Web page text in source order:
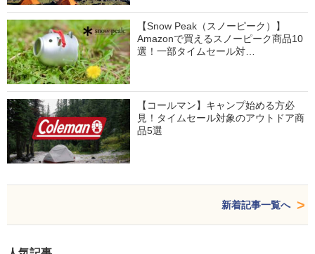
【Snow Peak（スノーピーク）】
Amazonで買えるスノーピーク商品10
選！一部タイムセール対…
【コールマン】キャンプ始める方必
見！タイムセール対象のアウトドア商
品5選
新着記事一覧へ